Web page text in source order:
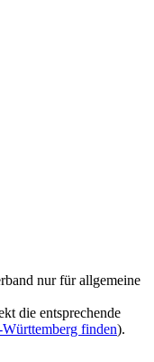
nur für allgemeine
die entsprechende
finden).